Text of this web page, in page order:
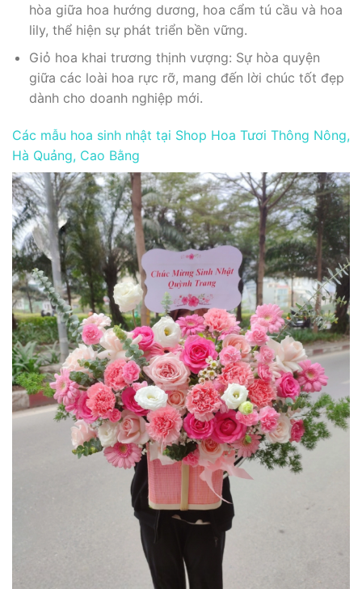
hòa giữa hoa hướng dương, hoa cẩm tú cầu và hoa
lily, thể hiện sự phát triển bền vững.
Giỏ hoa khai trương thịnh vượng: Sự hòa quyện
giữa các loài hoa rực rỡ, mang đến lời chúc tốt đẹp
dành cho doanh nghiệp mới.
Các mẫu hoa sinh nhật tại Shop Hoa Tươi Thông Nông,
Hà Quảng, Cao Bằng